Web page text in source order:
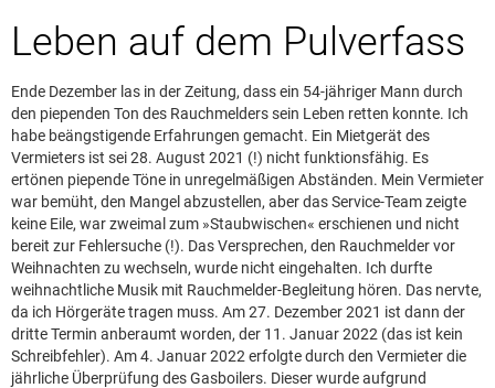
Leserbriefe lesen
Kontakt
Leben auf dem Pulverfass
Ende Dezember las in der Zeitung, dass ein 54-jähriger Mann durch
den piependen Ton des Rauchmelders sein Leben retten konnte. Ich
habe beängstigende Erfahrungen gemacht. Ein Mietgerät des
Vermieters ist sei 28. August 2021 (!) nicht funktionsfähig. Es
ertönen piepende Töne in unregelmäßigen Abständen. Mein Vermieter
war bemüht, den Mangel abzustellen, aber das Service-Team zeigte
keine Eile, war zweimal zum »Staubwischen« erschienen und nicht
bereit zur Fehlersuche (!). Das Versprechen, den Rauchmelder vor
Weihnachten zu wechseln, wurde nicht eingehalten. Ich durfte
weihnachtliche Musik mit Rauchmelder-Begleitung hören. Das nervte,
da ich Hörgeräte tragen muss. Am 27. Dezember 2021 ist dann der
dritte Termin anberaumt worden, der 11. Januar 2022 (das ist kein
Schreibfehler). Am 4. Januar 2022 erfolgte durch den Vermieter die
jährliche Überprüfung des Gasboilers. Dieser wurde aufgrund